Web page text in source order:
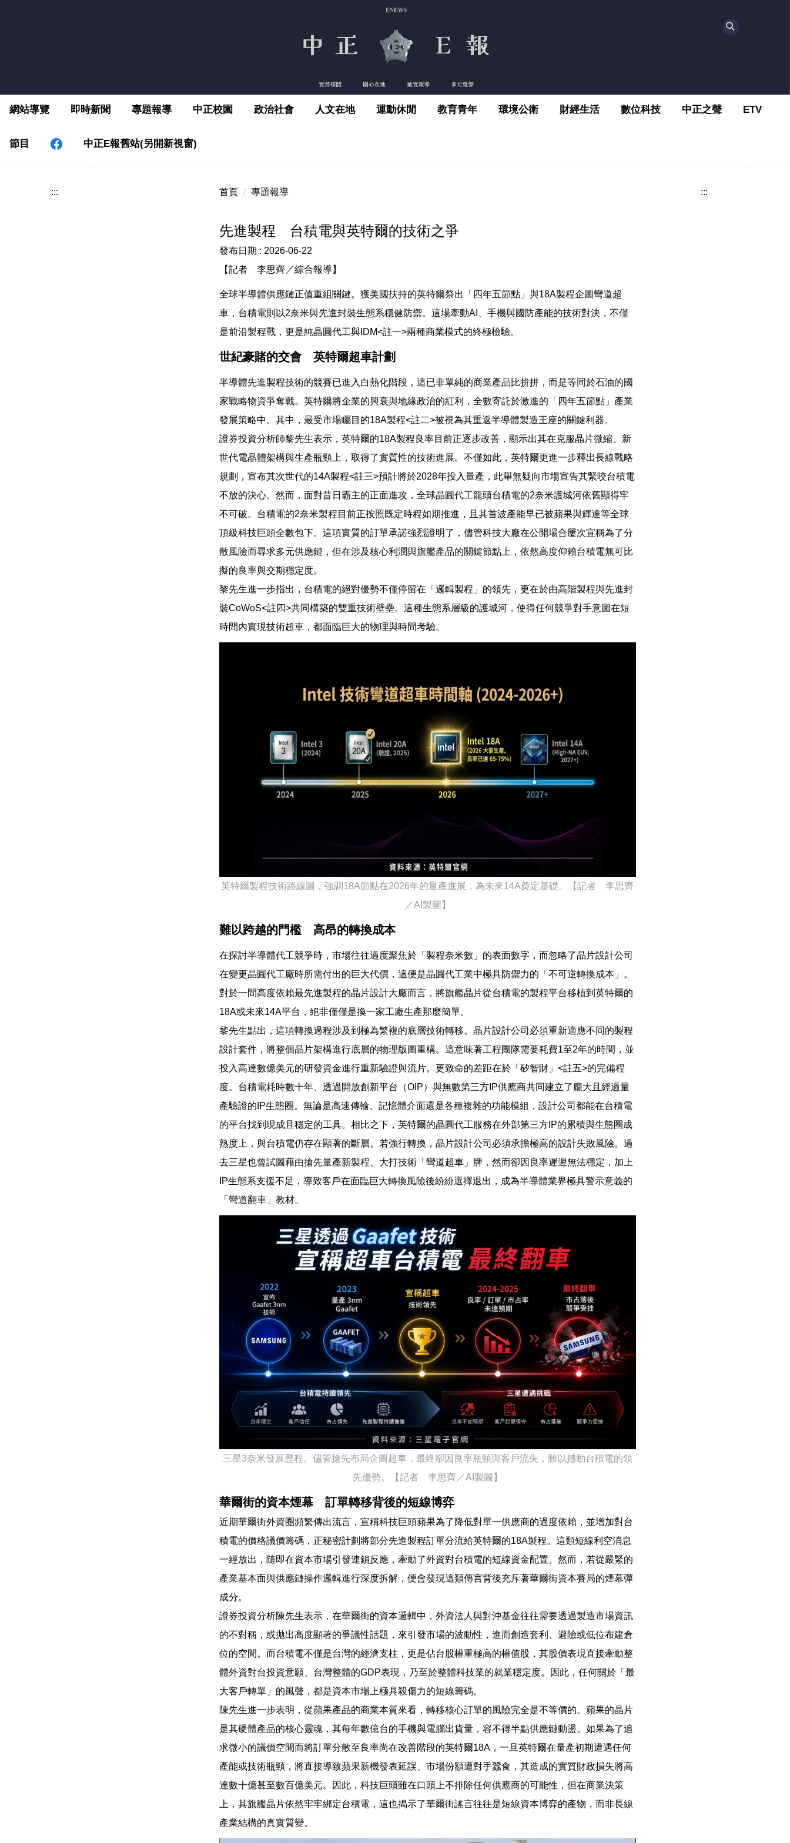
區
網站導覽 即時新聞 專題報導 中正校園 政治社會 人文在地 運動休閒 教育青年 環境公衛 財經生活 數位科技 中正之聲 ETV
節目 中正E報舊站(另開新視窗)
::: 首頁 專題報導
先進製程 台積電與英特爾的技術之爭
發布日期 : 2026-06-22
【記者 李思齊／綜合報導】
全球半導體供應鏈正值重組關鍵。獲美國扶持的英特爾祭出「四年五節點」與18A製程企圖彎道超
車，台積電則以2奈米與先進封裝生態系穩健防禦。這場牽動AI、手機與國防產能的技術對決，不僅
是前沿製程戰，更是純晶圓代工與IDM<註一>兩種商業模式的終極檢驗。
世紀豪賭的交會 英特爾超車計劃
半導體先進製程技術的競賽已進入白熱化階段，這已非單純的商業產品比拚拼，而是等同於石油的國
家戰略物資爭奪戰。英特爾將企業的興衰與地緣政治的紅利，全數寄託於激進的「四年五節點」產業
發展策略中。其中，最受市場矚目的18A製程<註二>被視為其重返半導體製造王座的關鍵利器。
證券投資分析師黎先生表示，英特爾的18A製程良率目前正逐步改善，顯示出其在克服晶片微縮、新
世代電晶體架構與生產瓶頸上，取得了實質性的技術進展。不僅如此，英特爾更進一步釋出長線戰略
規劃，宣布其次世代的14A製程<註三>預計將於2028年投入量產，此舉無疑向市場宣告其緊咬台積電
不放的決心。然而，面對昔日霸主的正面進攻，全球晶圓代工龍頭台積電的2奈米護城河依舊顯得牢
不可破。台積電的2奈米製程目前正按照既定時程如期推進，且其首波產能早已被蘋果與輝達等全球
頂級科技巨頭全數包下。這項實質的訂單承諾強烈證明了，儘管科技大廠在公開場合屢次宣稱為了分
散風險而尋求多元供應鏈，但在涉及核心利潤與旗艦產品的關鍵節點上，依然高度仰賴台積電無可比
擬的良率與交期穩定度。
黎先生進一步指出，台積電的絕對優勢不僅停留在「邏輯製程」的領先，更在於由高階製程與先進封
裝CoWoS<註四>共同構築的雙重技術壁壘。這種生態系層級的護城河，使得任何競爭對手意圖在短
時間內實現技術超車，都面臨巨大的物理與時間考驗。
英特爾製程技術路線圖，強調18A節點在2026年的量產進展，為未來14A奠定基礎。【記者 李思齊
／AI製圖】
難以跨越的門檻 高昂的轉換成本
在探討半導體代工競爭時，市場往往過度聚焦於「製程奈米數」的表面數字，而忽略了晶片設計公司
在變更晶圓代工廠時所需付出的巨大代價，這便是晶圓代工業中極具防禦力的「不可逆轉換成本」。
對於一間高度依賴最先進製程的晶片設計大廠而言，將旗艦晶片從台積電的製程平台移植到英特爾的
18A或未來14A平台，絕非僅僅是換一家工廠生產那麼簡單。
黎先生點出，這項轉換過程涉及到極為繁複的底層技術轉移。晶片設計公司必須重新適應不同的製程
設計套件，將整個晶片架構進行底層的物理版圖重構。這意味著工程團隊需要耗費1至2年的時間，並
投入高達數億美元的研發資金進行重新驗證與流片。更致命的差距在於「矽智財」<註五>的完備程
度。台積電耗時數十年、透過開放創新平台（OIP）與無數第三方IP供應商共同建立了龐大且經過量
產驗證的IP生態圈。無論是高速傳輸、記憶體介面還是各種複雜的功能模組，設計公司都能在台積電
的平台找到現成且穩定的工具。相比之下，英特爾的晶圓代工服務在外部第三方IP的累積與生態圈成
熟度上，與台積電仍存在顯著的斷層。若強行轉換，晶片設計公司必須承擔極高的設計失敗風險。過
去三星也曾試圖藉由搶先量產新製程、大打技術「彎道超車」牌，然而卻因良率遲遲無法穩定，加上
IP生態系支援不足，導致客戶在面臨巨大轉換風險後紛紛選擇退出，成為半導體業界極具警示意義的
「彎道翻車」教材。
三星3奈米發展歷程。儘管搶先布局企圖超車，最終卻因良率瓶頸與客戶流失，難以撼動台積電的領
先優勢。【記者 李思齊／AI製圖】
華爾街的資本煙幕 訂單轉移背後的短線博弈
近期華爾街外資圈頻繁傳出流言，宣稱科技巨頭蘋果為了降低對單一供應商的過度依賴，並增加對台
積電的價格議價籌碼，正秘密計劃將部分先進製程訂單分流給英特爾的18A製程。這類短線利空消息
一經放出，隨即在資本市場引發連鎖反應，牽動了外資對台積電的短線資金配置。然而，若從嚴緊的
產業基本面與供應鏈操作邏輯進行深度拆解，便會發現這類傳言背後充斥著華爾街資本賽局的煙幕彈
成分。
證券投資分析陳先生表示，在華爾街的資本邏輯中，外資法人與對沖基金往往需要透過製造市場資訊
的不對稱，或拋出高度顯著的爭議性話題，來引發市場的波動性，進而創造套利、避險或低位布建倉
位的空間。而台積電不僅是台灣的經濟支柱，更是佔台股權重極高的權值股，其股價表現直接牽動整
體外資對台投資意願、台灣整體的GDP表現，乃至於整體科技業的就業穩定度。因此，任何關於「最
大客戶轉單」的風聲，都是資本市場上極具殺傷力的短線籌碼。
陳先生進一步表明，從蘋果產品的商業本質來看，轉移核心訂單的風險完全是不等價的。蘋果的晶片
是其硬體產品的核心靈魂，其每年數億台的手機與電腦出貨量，容不得半點供應鏈動盪。如果為了追
求微小的議價空間而將訂單分散至良率尚在改善階段的英特爾18A，一旦英特爾在量產初期遭遇任何
產能或技術瓶頸，將直接導致蘋果新機發表延誤、市場份額遭對手蠶食，其造成的實質財政損失將高
達數十億甚至數百億美元。因此，科技巨頭雖在口頭上不排除任何供應商的可能性，但在商業決策
上，其旗艦晶片依然牢牢綁定台積電，這也揭示了華爾街謠言往往是短線資本博弈的產物，而非長線
產業結構的真實質變。
:::